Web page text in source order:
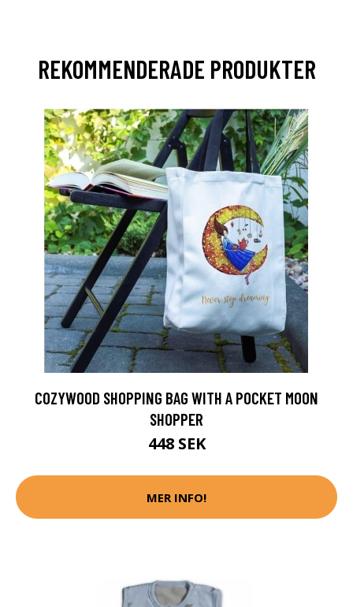
REKOMMENDERADE PRODUKTER
COZYWOOD SHOPPING BAG WITH A POCKET MOON
SHOPPER
448 SEK
MER INFO!